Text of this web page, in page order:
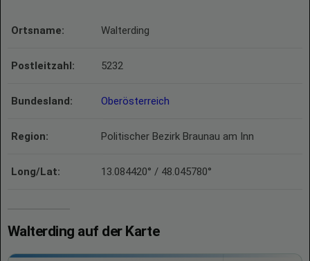
Ortsname: Walterding
Postleitzahl: 5232
Bundesland: Oberösterreich
Region: Politischer Bezirk Braunau am Inn
Long/Lat: 13.084420° / 48.045780°
Walterding auf der Karte